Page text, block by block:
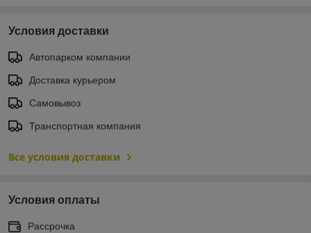
Условия доставки
Автопарком компании
Доставка курьером
Самовывоз
Транспортная компания
Все условия доставки
Условия оплаты
Рассрочка